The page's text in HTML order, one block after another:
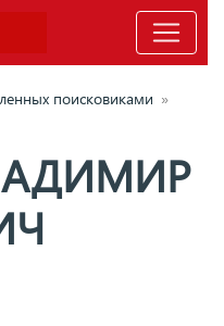
поисковиками »